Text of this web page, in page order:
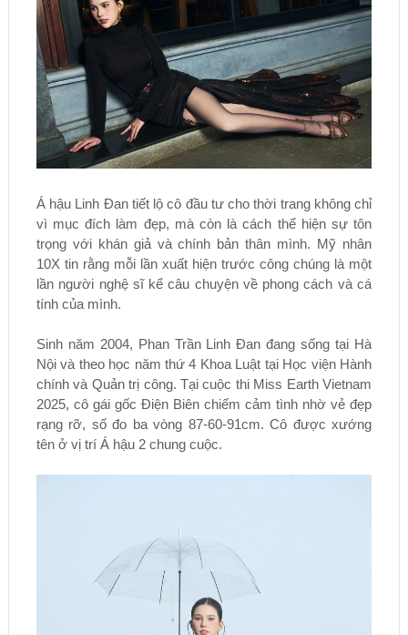
Á hậu Linh Đan tiết lộ cô đầu tư cho thời trang không chỉ
vì mục đích làm đẹp, mà còn là cách thể hiện sự tôn
trọng với khán giả và chính bản thân mình. Mỹ nhân
10X tin rằng mỗi lần xuất hiện trước công chúng là một
lần người nghệ sĩ kể câu chuyện về phong cách và cá
tính của mình.
Sinh năm 2004, Phan Trần Linh Đan đang sống tại Hà
Nội và theo học năm thứ 4 Khoa Luật tại Học viện Hành
chính và Quản trị công. Tại cuộc thi Miss Earth Vietnam
2025, cô gái gốc Điện Biên chiếm cảm tình nhờ vẻ đẹp
rạng rỡ, số đo ba vòng 87-60-91cm. Cô được xướng
tên ở vị trí Á hậu 2 chung cuộc.